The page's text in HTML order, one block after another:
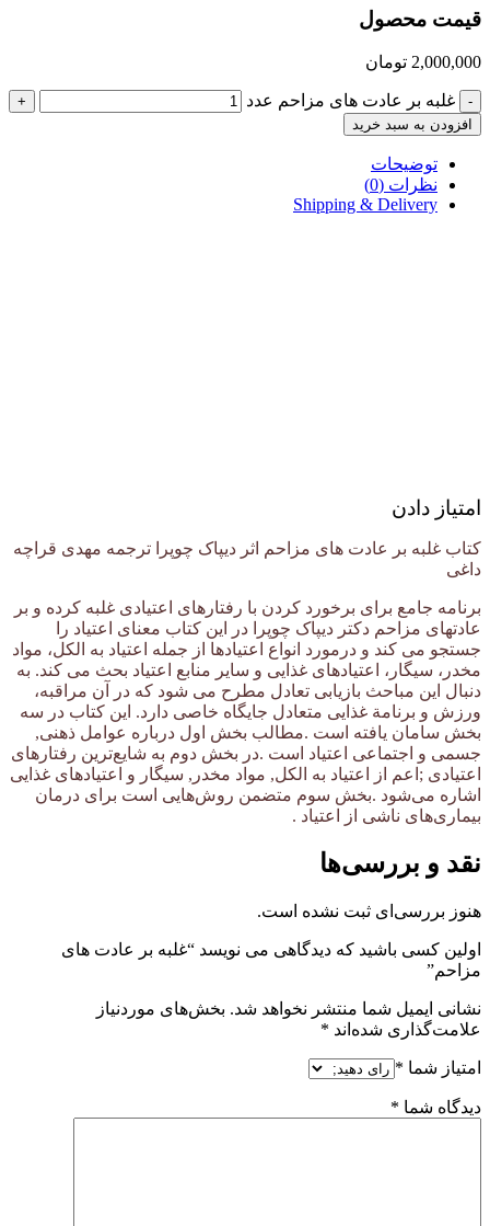
قیمت محصول
2,000,000 تومان
- غلبه بر عادت های مزاحم عدد
+
افزودن به سبد خرید
توضیحات
نظرات (0)
Shipping & Delivery
امتیاز دادن
کتاب غلبه بر عادت های مزاحم اثر دیپاک چوپرا ترجمه مهدی قراچه
داغی
برنامه جامع برای برخورد کردن با رفتارهای اعتیادی غلبه کرده و بر
عادتهای مزاحم دکتر دیپاک چوپرا در این کتاب معنای اعتیاد را
جستجو می کند و درمورد انواع اعتیادها از جمله اعتیاد به الکل، مواد
مخدر، سیگار، اعتیادهای غذایی و سایر منابع اعتیاد بحث می کند. به
دنبال این مباحث بازیابی تعادل مطرح می شود که در آن مراقبه،
ورزش و برنامة غذایی متعادل جایگاه خاصی دارد. این کتاب در سه
بخش سامان یافته است .مطالب بخش اول درباره عوامل ذهنی,
جسمی و اجتماعی اعتیاد است .در بخش دوم به شایع‌ترین رفتارهای
اعتیادی ;اعم از اعتیاد به الکل, مواد مخدر, سیگار و اعتیادهای غذایی
اشاره می‌شود .بخش سوم متضمن روش‌هایی است برای درمان
بیماری‌های ناشی از اعتیاد .
نقد و بررسی‌ها
هنوز بررسی‌ای ثبت نشده است.
اولین کسی باشید که دیدگاهی می نویسد “غلبه بر عادت های
مزاحم”
نشانی ایمیل شما منتشر نخواهد شد. بخش‌های موردنیاز
علامت‌گذاری شده‌اند *
امتیاز شما *
دیدگاه شما *